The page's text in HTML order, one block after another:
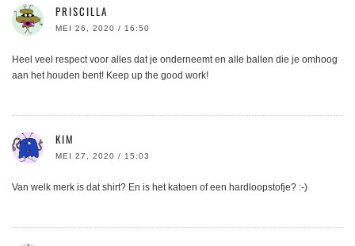
PRISCILLA
MEI 26, 2020 / 16:50
Heel veel respect voor alles dat je onderneemt en alle ballen die je omhoog
aan het houden bent! Keep up the good work!
KIM
MEI 27, 2020 / 15:03
Van welk merk is dat shirt? En is het katoen of een hardloopstofje? :-)